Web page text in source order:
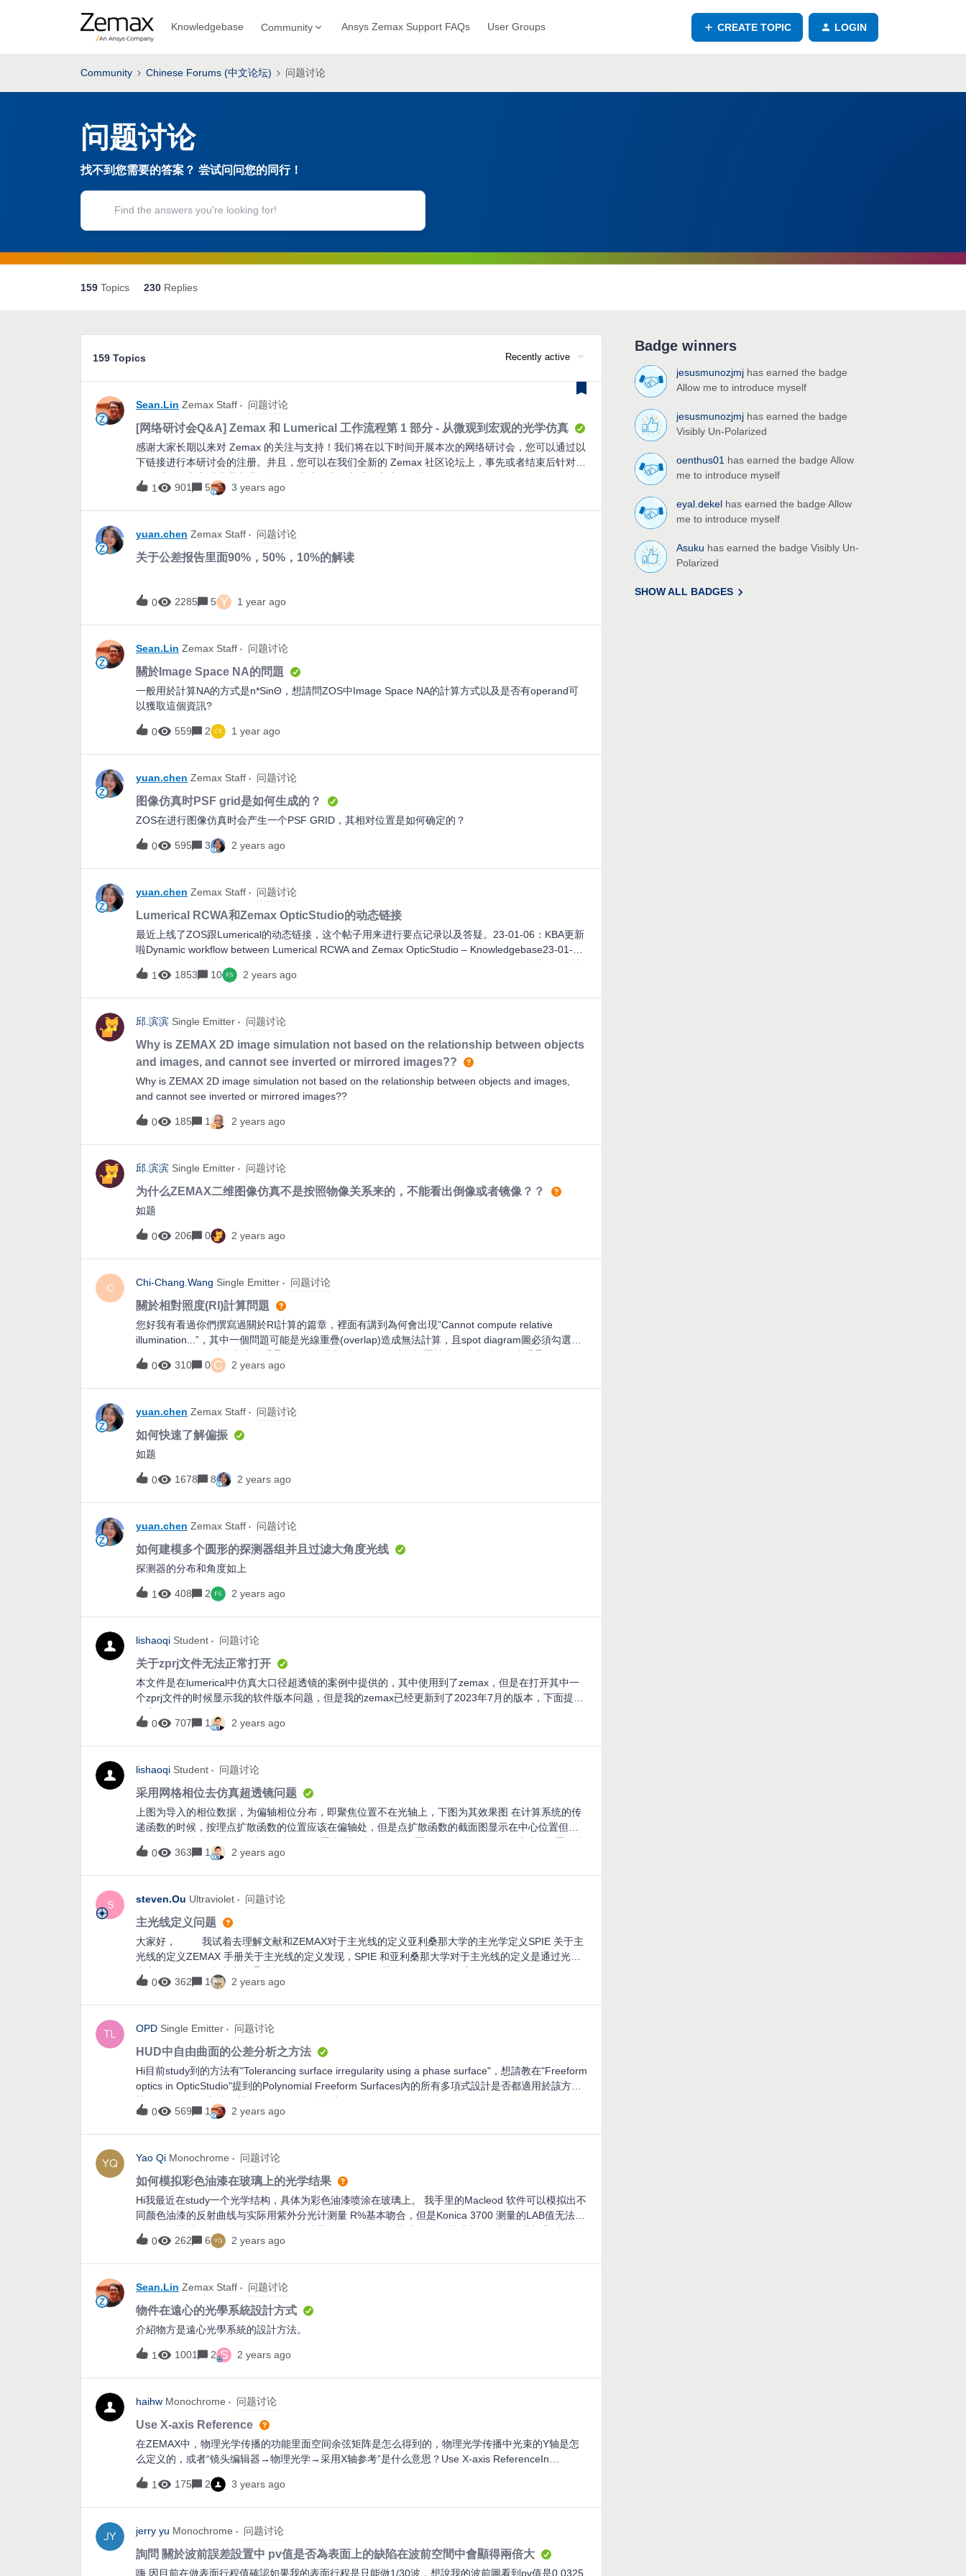
Knowledgebase Community Ansys Zemax Support FAQs User Groups CREATE TOPIC LOGIN
Community Chinese Forums (中文论坛) 问题讨论
问题讨论
找不到您需要的答案？ 尝试问问您的同行！
159 Topics 230 Replies
159 Topics Recently active
Sean.Lin Zemax Staff 问题讨论
[网络研讨会Q&A] Zemax 和 Lumerical 工作流程第 1 部分 - 从微观到宏观的光学仿真
感谢大家长期以来对 Zemax 的关注与支持！我们将在以下时间开展本次的网络研讨会，您可以通过以
下链接进行本研讨会的注册。并且，您可以在我们全新的 Zemax 社区论坛上，事先或者结束后针对本
17:00 参与链接: https://v.ansys.com.cn/live/AuYDgsCG?source=Zemax 内容摘要： 复杂的光学系统
追迹方法在波长维度的结构中往往会失效，而电磁方法对于较大尺寸的器件计算来说过于消耗算力资
源。连接纳米级和宏观级光学器件的传统方法需要繁琐的手动文件转换，并且容易出错。作为仿真领
帮助工程师实现从微观到宏观光学系统的仿真设计，从而有效地设计制作创新光学系统。 演示者: 林修
安 | AnsysAnsys Zemax光学应用工程师，加入Zemax三年半，目前负责Zemax相关的售前与售后技
术服务支持工作。 周铮 | AnsysAnsys系统事业部光学产品应用工程师，华中科技大学和巴黎十一大光
电信息硕士，目前负责Ansys Lumerical的业务开发与技术咨询工作。
1 901 5 3 years ago
yuan.chen Zemax Staff 问题讨论
关于公差报告里面90%，50%，10%的解读
0 2285 5 Y 1 year ago
Sean.Lin Zemax Staff 问题讨论
關於Image Space NA的問題
一般用於計算NA的方式是n*SinΘ，想請問ZOS中Image Space NA的計算方式以及是否有operand可
以獲取這個資訊?
0 559 2 1 year ago
yuan.chen Zemax Staff 问题讨论
图像仿真时PSF grid是如何生成的？
ZOS在进行图像仿真时会产生一个PSF GRID，其相对位置是如何确定的？
0 595 3 2 years ago
yuan.chen Zemax Staff 问题讨论
Lumerical RCWA和Zemax OpticStudio的动态链接
最近上线了ZOS跟Lumerical的动态链接，这个帖子用来进行要点记录以及答疑。23-01-06：KBA更新
啦Dynamic workflow between Lumerical RCWA and Zemax OpticStudio – Knowledgebase23-01-12:
新版的dll需要在Lumerical中定义RCWA参数，可以参考以下文章：RCWA Solver - Simulation Object
LumericalTroubleshooting部分根据反馈做了更新23-03-16：相关bug：Zemax - Lumerical RCWA
dynamic linking updates &amp; known bugs | Zemax Community23/03/27:新增一个工具包，可以快
速设定grating的参数API (CS User Extension): Diffractive DLL Setup Assistant | Zemax
Community23.05.05:最新版的dll下载：DLL: Dynamic Link RCWA | Zemax Community23.05.11:关于
怎么用ZOSAPI读写参数ZOS-API- How to access properties and methods in Non-Sequential
Component Editor? | Zemax Community
1 1853 10 2 years ago
邱.滨滨 Single Emitter 问题讨论
Why is ZEMAX 2D image simulation not based on the relationship between objects
and images, and cannot see inverted or mirrored images??
Why is ZEMAX 2D image simulation not based on the relationship between objects and images,
and cannot see inverted or mirrored images??
0 185 1 2 years ago
邱.滨滨 Single Emitter 问题讨论
为什么ZEMAX二维图像仿真不是按照物像关系来的，不能看出倒像或者镜像？？
如题
0 206 0 2 years ago
C Chi-Chang.Wang Single Emitter 问题讨论
關於相對照度(RI)計算問題
您好我有看過你們撰寫過關於RI計算的篇章，裡面有講到為何會出現”Cannot compute relative
illumination...”，其中一個問題可能是光線重疊(overlap)造成無法計算，且spot diagram圖必須勾選
0
310 0 C 2 years ago
yuan.chen Zemax Staff 问题讨论
如何快速了解偏振
如题
0 1678 8 2 years ago
yuan.chen Zemax Staff 问题讨论
如何建模多个圆形的探测器组并且过滤大角度光线
探测器的分布和角度如上
1 408 2 2 years ago
lishaoqi Student 问题讨论
关于zprj文件无法正常打开
本文件是在lumerical中仿真大口径超透镜的案例中提供的，其中使用到了zemax，但是在打开其中一
个zprj文件的时候显示我的软件版本问题，但是我的zemax已经更新到了2023年7月的版本，下面提供
0
707 1 2 years ago
lishaoqi Student 问题讨论
采用网格相位去仿真超透镜问题
上图为导入的相位数据，为偏轴相位分布，即聚焦位置不在光轴上，下图为其效果图 在计算系统的传
递函数的时候，按理点扩散函数的位置应该在偏轴处，但是点扩散函数的截面图显示在中心位置但是
原点吗还是我的设置有问题
0 363 1 2 years ago
S steven.Ou Ultraviolet 问题讨论
主光线定义问题
大家好， 我试着去理解文献和ZEMAX对于主光线的定义亚利桑那大学的主光学定义SPIE 关于主
光线的定义ZEMAX 手册关于主光线的定义发现，SPIE 和亚利桑那大学对于主光线的定义是通过光阑
0
362 1 2 years ago
OPD Single Emitter 问题讨论
HUD中自由曲面的公差分析之方法
Hi目前study到的方法有"Tolerancing surface irregularity using a phase surface"，想請教在"Freeform
optics in OpticStudio"提到的Polynomial Freeform Surfaces內的所有多項式設計是否都適用於該方法
0
569 1 2 years ago
Yao Qi Monochrome 问题讨论
如何模拟彩色油漆在玻璃上的光学结果
Hi我最近在study一个光学结构，具体为彩色油漆喷涂在玻璃上。 我手里的Macleod 软件可以模拟出不
同颜色油漆的反射曲线与实际用紫外分光计测量 R%基本吻合，但是Konica 3700 测量的LAB值无法用
辑是不同颜色油漆的散射，吸收都不一样只是镜面反射很接近。我如何把我手里测量到SCI， SCE，
0 262 6 2 years ago
Sean.Lin Zemax Staff 问题讨论
物件在遠心的光學系統設計方式
介紹物方是遠心光學系統的設計方法。
1 1001 2 S 2 years ago
haihw Monochrome 问题讨论
Use X-axis Reference
在ZEMAX中，物理光学传播的功能里面空间余弦矩阵是怎么得到的，物理光学传播中光束的Y轴是怎
么定义的，或者“镜头编辑器→物理光学→采用X轴参考”是什么意思？Use X-axis ReferenceIn
how is the Y-axis of the beam in physical optical propagation defined, or what does "lens editor →
1 175 2 3 years ago
jerry yu Monochrome 问题讨论
詢問 關於波前誤差設置中 pv值是否為表面上的缺陷在波前空間中會顯得兩倍大
嗨 因目前在做表面行程值確認如果我的表面行程是只能做1/30波，想說我的波前圖看到pv值是0.0325
Badge winners
jesusmunozjmj has earned the badge
Allow me to introduce myself
jesusmunozjmj has earned the badge
Visibly Un-Polarized
oenthus01 has earned the badge Allow
me to introduce myself
eyal.dekel has earned the badge Allow
me to introduce myself
Asuku has earned the badge Visibly Un-
Polarized
SHOW ALL BADGES